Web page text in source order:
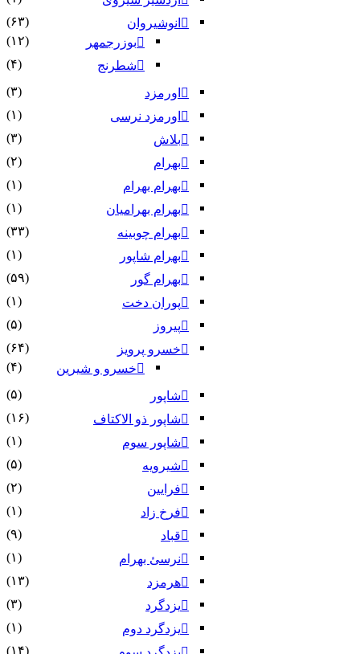
انوشیروان
(۶۳)
بوزرجمهر
(۱۲)
شطرنج
(۴)
اورمزد
(۳)
اورمزد نرسى‏
(۱)
بلاش
(۳)
بهرام
(۲)
بهرام بهرام
(۱)
بهرام بهرامیان‏
(۱)
بهرام چوبینه
(۳۳)
بهرام شاپور
(۱)
بهرام گور
(۵۹)
پوران دخت
(۱)
پیروز
(۵)
خسرو پرویز
(۶۴)
خسرو و شیرین
(۴)
شاپور
(۵)
شاپور ذو الاکتاف
(۱۶)
شاپور سوم‏
(۱)
شیرویه
(۵)
فرایین
(۲)
فرخ زاد
(۱)
قباد
(۹)
نرسئ بهرام‏
(۱)
هرمزد
(۱۳)
یزدگرد
(۳)
یزدگرد دوم
(۱)
(۱۴)